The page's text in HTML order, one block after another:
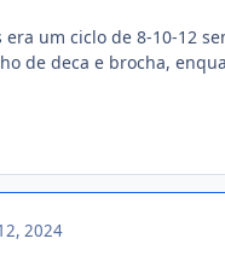
um ciclo de 8-10-12
de deca e brocha,
2024